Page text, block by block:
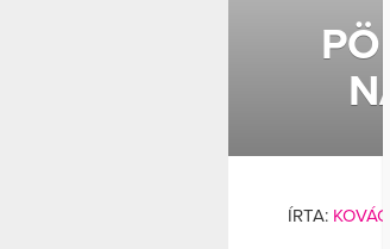
ÍRTA: